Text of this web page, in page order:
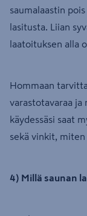
saumalaastin
lasitusta. Liian
laatoituksen alla
Hommaan
varastotavaraa ja
käydessäsi saat
sekä vinkit,
4) Millä saunan